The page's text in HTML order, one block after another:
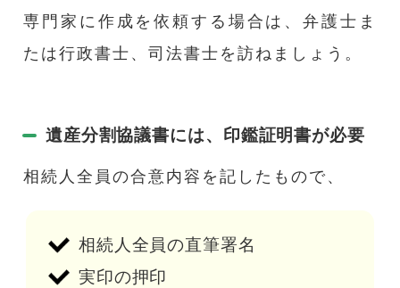
専門家に作成を依頼する場合は、弁護士ま
たは行政書士、司法書士を訪ねましょう。
遺産分割協議書には、印鑑証明書が必要
相続人全員の合意内容を記したもので、
相続人全員の直筆署名
実印の押印